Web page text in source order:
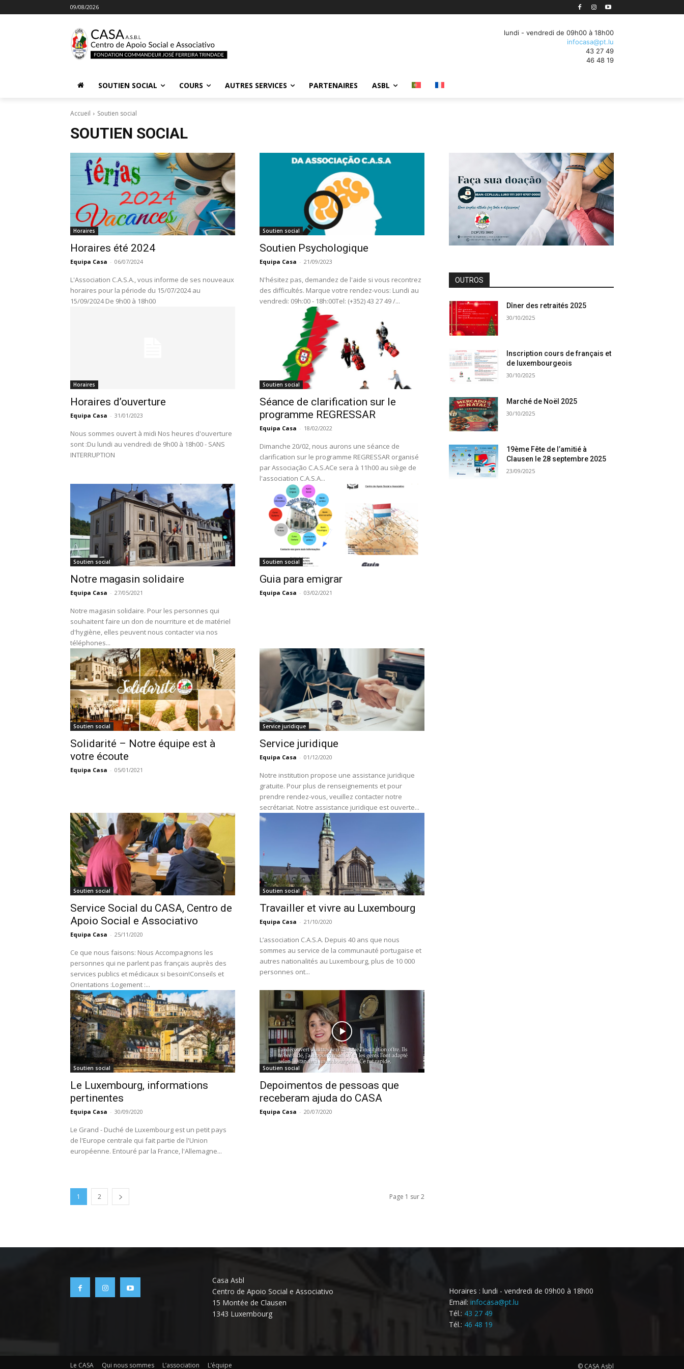
09/08/2026
lundi - vendredi de 09h00 à 18h00
infocasa@pt.lu
43 27 49
46 48 19
SOUTIEN SOCIAL COURS AUTRES SERVICES PARTENAIRES ASBL
Accueil Soutien social
SOUTIEN SOCIAL
Horaires
Horaires été 2024
Equipa Casa - 06/07/2024
L'Association C.A.S.A., vous informe de ses nouveaux
horaires pour la période du 15/07/2024 au
15/09/2024 De 9h00 à 18h00
Soutien social
Soutien Psychologique
Equipa Casa - 21/09/2023
N'hésitez pas, demandez de l'aide si vous recontrez
des difficultés. Marque votre rendez-vous: Lundi au
vendredi: 09h:00 - 18h:00Tel: (+352) 43 27 49 /...
Horaires
Horaires d’ouverture
Equipa Casa - 31/01/2023
Nous sommes ouvert à midi Nos heures d'ouverture
sont :Du lundi au vendredi de 9h00 à 18h00 - SANS
INTERRUPTION
Soutien social
Séance de clarification sur le
programme REGRESSAR
Equipa Casa - 18/02/2022
Dimanche 20/02, nous aurons une séance de
clarification sur le programme REGRESSAR organisé
par Associação C.A.S.ACe sera à 11h00 au siège de
l'association C.A.S.A...
Soutien social
Notre magasin solidaire
Equipa Casa - 27/05/2021
Notre magasin solidaire. Pour les personnes qui
souhaitent faire un don de nourriture et de matériel
d'hygiène, elles peuvent nous contacter via nos
téléphones...
Soutien social
Guia para emigrar
Equipa Casa - 03/02/2021
Soutien social
Solidarité – Notre équipe est à
votre écoute
Equipa Casa - 05/01/2021
Service juridique
Service juridique
Equipa Casa - 01/12/2020
Notre institution propose une assistance juridique
gratuite. Pour plus de renseignements et pour
prendre rendez-vous, veuillez contacter notre
secrétariat. Notre assistance juridique est ouverte...
Soutien social
Service Social du CASA, Centro de
Apoio Social e Associativo
Equipa Casa - 25/11/2020
Ce que nous faisons: Nous Accompagnons les
personnes qui ne parlent pas français auprès des
services publics et médicaux si besoin!Conseils et
Orientations :Logement :...
Soutien social
Travailler et vivre au Luxembourg
Equipa Casa - 21/10/2020
L’association C.A.S.A. Depuis 40 ans que nous
sommes au service de la communauté portugaise et
autres nationalités au Luxembourg, plus de 10 000
personnes ont...
Soutien social
Le Luxembourg, informations
pertinentes
Equipa Casa - 30/09/2020
Le Grand - Duché de Luxembourg est un petit pays
de l'Europe centrale qui fait partie de l'Union
européenne. Entouré par la France, l'Allemagne...
Soutien social
Depoimentos de pessoas que
receberam ajuda do CASA
Equipa Casa - 20/07/2020
1 2 Page 1 sur 2
OUTROS
Dîner des retraités 2025
30/10/2025
Inscription cours de français et
de luxembourgeois
30/10/2025
Marché de Noël 2025
30/10/2025
19ème Fête de l’amitié à
Clausen le 28 septembre 2025
23/09/2025
Casa Asbl
Centro de Apoio Social e Associativo
15 Montée de Clausen
1343 Luxembourg
Horaires : lundi - vendredi de 09h00 à 18h00
Email: infocasa@pt.lu
Tél.: 43 27 49
Tél.: 46 48 19
Le CASA Qui nous sommes L’association L’équipe © CASA Asbl